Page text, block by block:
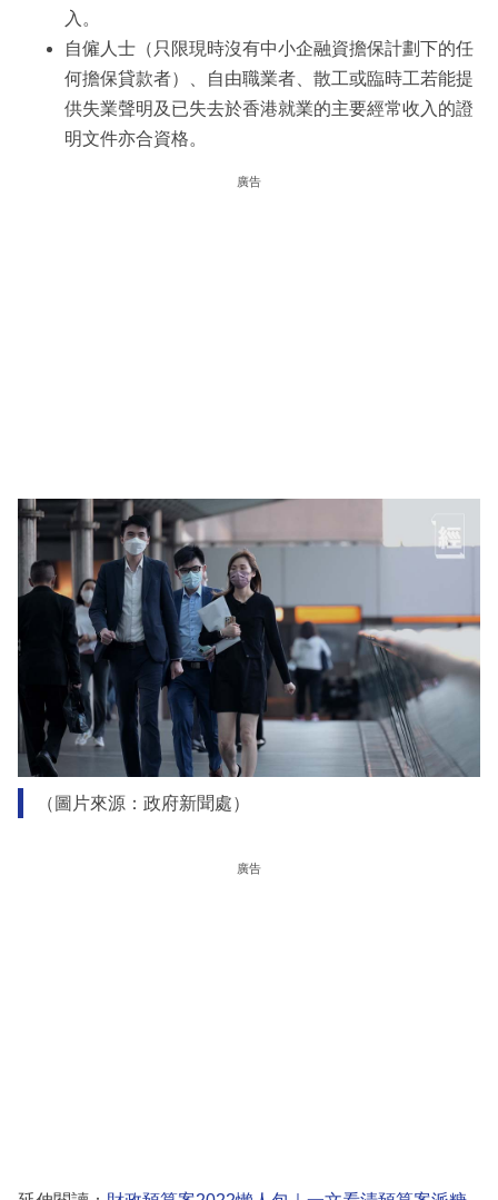
入。
自僱人士（只限現時沒有中小企融資擔保計劃下的任
何擔保貸款者）、自由職業者、散工或臨時工若能提
供失業聲明及已失去於香港就業的主要經常收入的證
明文件亦合資格。
廣告
（圖片來源：政府新聞處）
廣告